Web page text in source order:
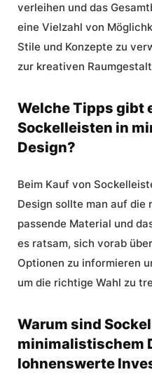
verleihen und das
eine Vielzahl von
Stile und Konzepte zu
zur kreativen
Welche Tipps gibt
Sockelleisten in
Design?
Beim Kauf von
Design sollte man auf die
passende Material und
es ratsam, sich vorab
Optionen zu informieren
um die richtige Wahl zu
Warum sind
minimalistischem
lohnenswerte